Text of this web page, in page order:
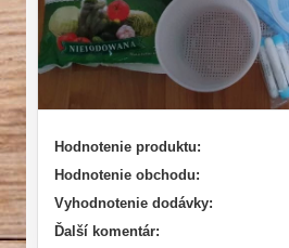
Hodnotenie produktu:
Hodnotenie obchodu:
Vyhodnotenie dodávky:
Ďalší komentár: